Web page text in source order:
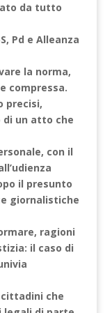
da tutto
Pd e Alleanza
la norma,
compressa.
precisi,
un atto che
con il
il presunto
giornalistiche
ragioni
il caso di
che